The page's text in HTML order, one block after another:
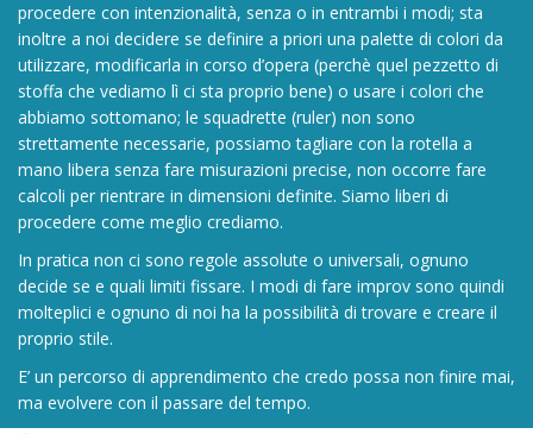
procedere con intenzionalità, senza o in entrambi i modi; sta
inoltre a noi decidere se definire a priori una palette di colori da
utilizzare, modificarla in corso d’opera (perchè quel pezzetto di
stoffa che vediamo lì ci sta proprio bene) o usare i colori che
abbiamo sottomano; le squadrette (ruler) non sono
strettamente necessarie, possiamo tagliare con la rotella a
mano libera senza fare misurazioni precise, non occorre fare
calcoli per rientrare in dimensioni definite. Siamo liberi di
procedere come meglio crediamo.
In pratica non ci sono regole assolute o universali, ognuno
decide se e quali limiti fissare. I modi di fare improv sono quindi
molteplici e ognuno di noi ha la possibilità di trovare e creare il
proprio stile.
E’ un percorso di apprendimento che credo possa non finire mai,
ma evolvere con il passare del tempo.